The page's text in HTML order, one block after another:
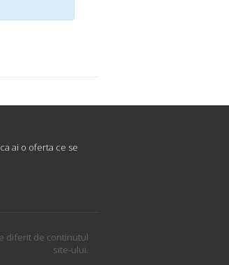
ai o oferta ce se
diferit de continutul
site-ului.